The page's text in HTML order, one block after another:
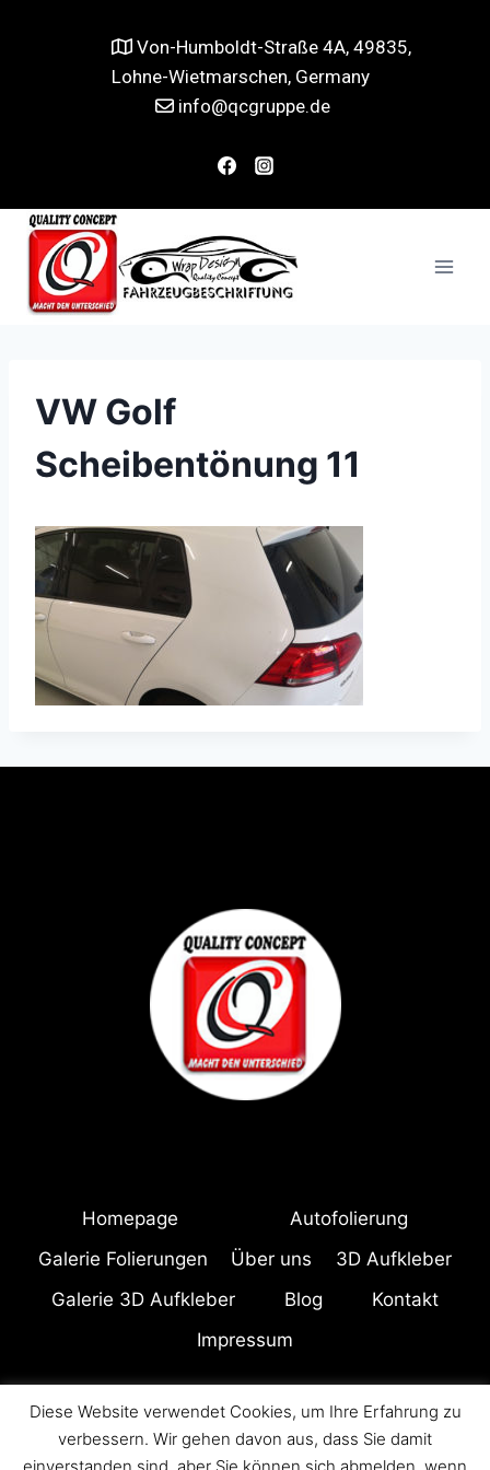
Von-Humboldt-Straße 4A, 49835,
Lohne-Wietmarschen, Germany
info@qcgruppe.de
VW Golf
Scheibentönung 11
Homepage
Autofolierung
Galerie Folierungen
Über uns
3D Aufkleber
Galerie 3D Aufkleber
Blog
Kontakt
Impressum
© 2026 Quality Concept Alle Rechte vorbehalten
Diese Website verwendet Cookies, um Ihre Erfahrung zu
verbessern. Wir gehen davon aus, dass Sie damit